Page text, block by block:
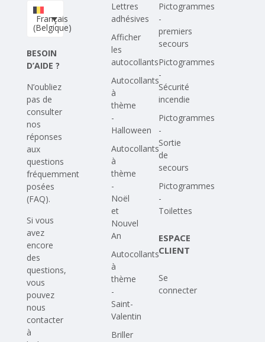
Téléchargez votre propre conception
Corona Covid-19
Français
(Belgique)
BESOIN
D’AIDE ?
N’oubliez
pas de
consulter
nos
réponses
aux
questions
fréquemment
posées
(FAQ).
Si vous
avez
encore
des
questions,
vous
pouvez
nous
contacter
à
Lettres
adhésives
Afficher
les
autocollants
Autocollants
à
thème
-
Halloween
Autocollants
à
thème
-
Noël
et
Nouvel
An
Autocollants
à
thème
-
Saint-
Valentin
Briller
Pictogrammes
-
premiers
secours
Pictogrammes
-
Sécurité
incendie
Pictogrammes
-
Sortie
de
secours
Pictogrammes
-
Toilettes
ESPACE
CLIENT
Se
connecter